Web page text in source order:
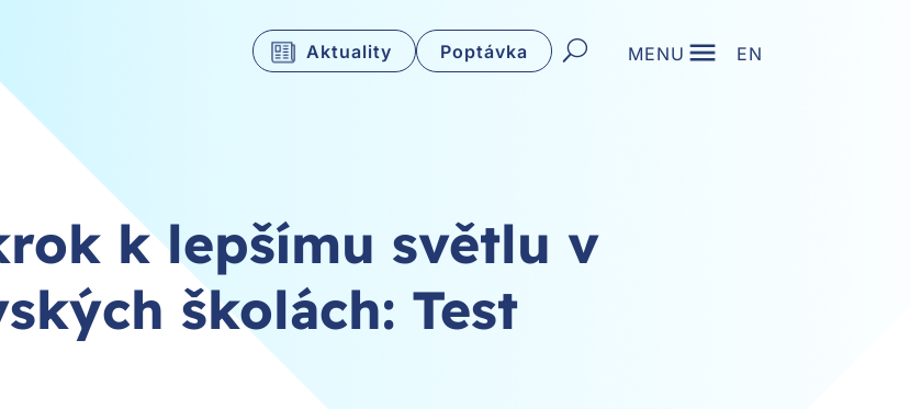
MENU EN
Aktuality Poptávka
k lepšímu světlu v
školách: Test